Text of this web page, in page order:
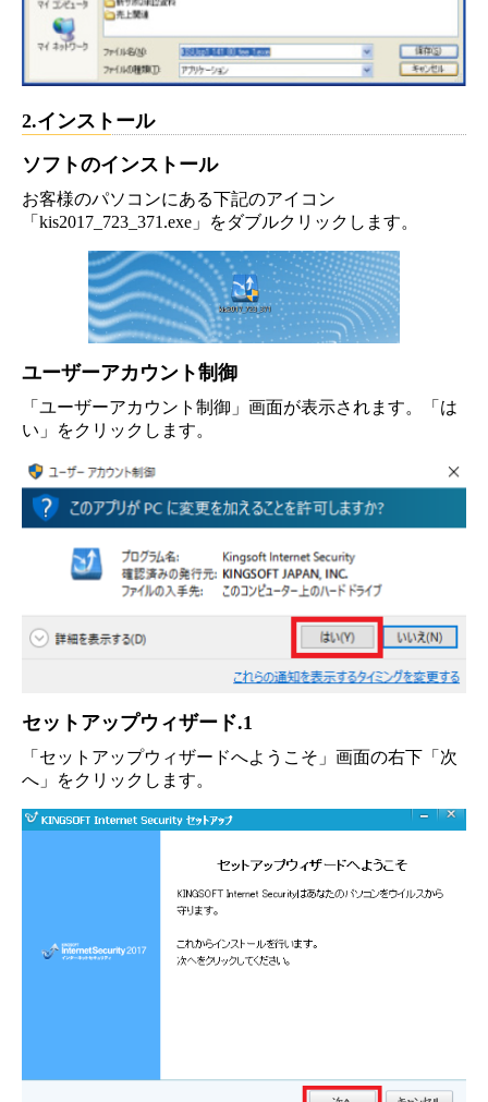
2.インストール
ソフトのインストール
お客様のパソコンにある下記のアイコン
「kis2017_723_371.exe」をダブルクリックします。
ユーザーアカウント制御
「ユーザーアカウント制御」画面が表示されます。「は
い」をクリックします。
セットアップウィザード.1
「セットアップウィザードへようこそ」画面の右下「次
へ」をクリックします。